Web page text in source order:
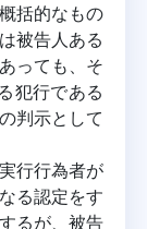
括的なもの
被告人ある
っても、そ
犯行である
判示として
行行為者が
る認定をす
るが、被告